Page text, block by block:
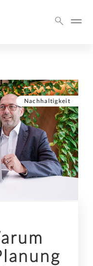
Nachhaltigkeit